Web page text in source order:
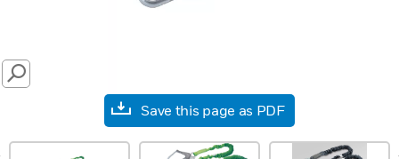
SEARCH
Save this page as PDF